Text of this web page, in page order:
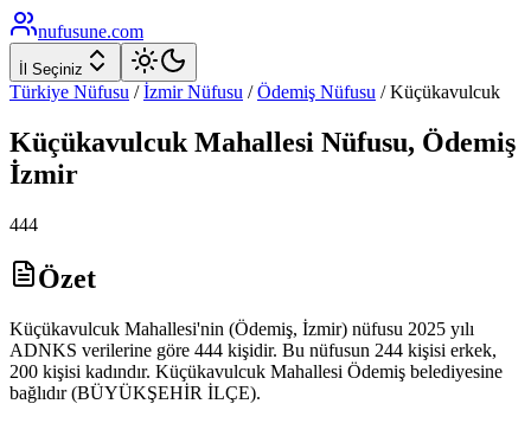
nufusune.com
İl Seçiniz
Türkiye Nüfusu / İzmirNüfusu / Ödemiş Nüfusu /Küçükavulcuk
Küçükavulcuk Mahallesi Nüfusu, Ödemiş
İzmir
444
Özet
Küçükavulcuk Mahallesi'nin (Ödemiş, İzmir) nüfusu 2025 yılı
ADNKS verilerine göre 444 kişidir. Bu nüfusun 244 kişisi erkek,
200 kişisi kadındır. Küçükavulcuk Mahallesi Ödemiş belediyesine
bağlıdır (BÜYÜKŞEHİR İLÇE).